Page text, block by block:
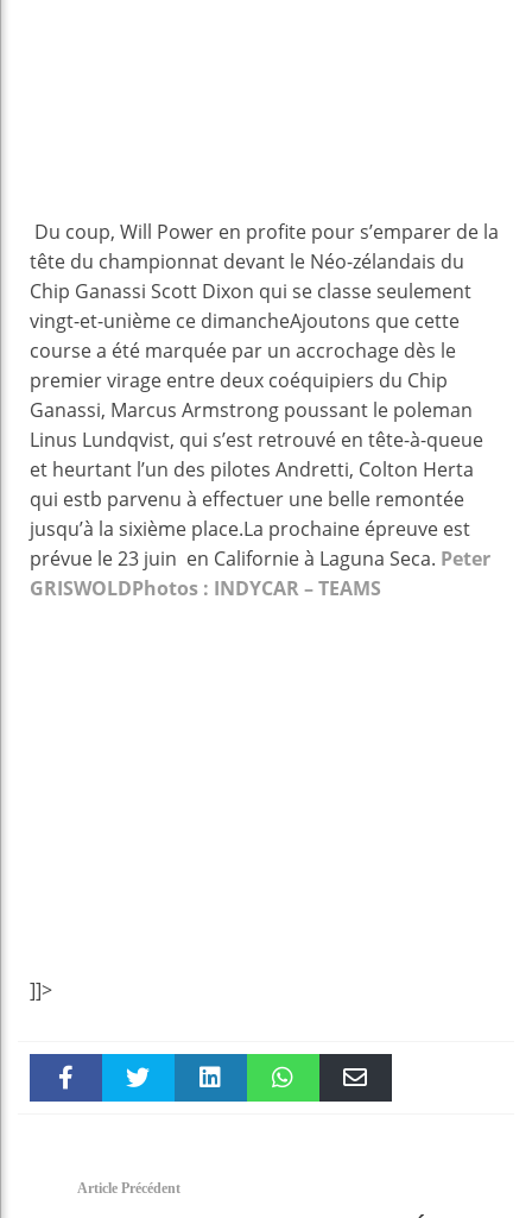
Du coup, Will Power en profite pour s’emparer de la
tête du championnat devant le Néo-zélandais du
Chip Ganassi Scott Dixon qui se classe seulement
vingt-et-unième ce dimancheAjoutons que cette
course a été marquée par un accrochage dès le
premier virage entre deux coéquipiers du Chip
Ganassi, Marcus Armstrong poussant le poleman
Linus Lundqvist, qui s’est retrouvé en tête-à-queue
et heurtant l’un des pilotes Andretti, Colton Herta
qui estb parvenu à effectuer une belle remontée
jusqu’à la sixième place.La prochaine épreuve est
prévue le 23 juin en Californie à Laguna Seca. Peter
GRISWOLDPhotos : INDYCAR – TEAMS
]]>
Article Précédent